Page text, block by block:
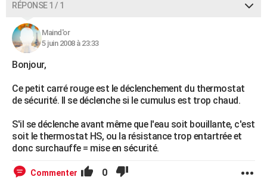
FORUM
Bricolage
Lifestyle
Culture
Sport
Auto
Television
Voyage
Cinema
RÉPONSE 1 / 1
Maind'or
5 juin 2008 à 23:33
Bonjour,
Ce petit carré rouge est le déclenchement du thermostat
de sécurité. Il se déclenche si le cumulus est trop chaud.
S'il se déclenche avant même que l'eau soit bouillante, c'est
soit le thermostat HS, ou la résistance trop entartrée et
donc surchauffe = mise en sécurité.
Commenter 0